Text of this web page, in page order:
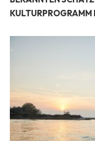
KULTURPROGRAMM